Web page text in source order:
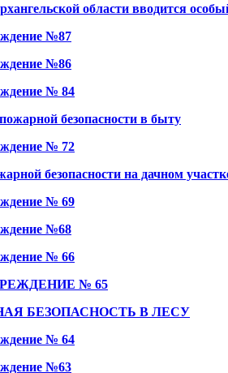
области вводится
№87
№86
№ 84
безопасности в быту
№ 72
безопасноcти на дачном
№ 69
№68
№ 66
№ 65
БЕЗОПАСНОСТЬ В ЛЕСУ
№ 64
№63